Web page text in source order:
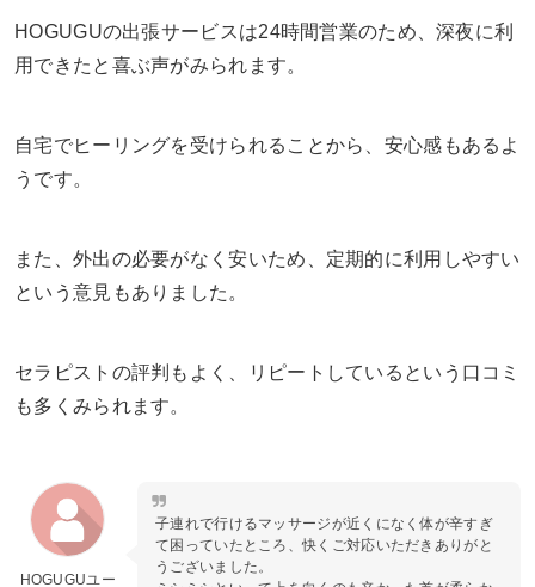
HOGUGUの出張サービスは24時間営業のため、深夜に利
用できたと喜ぶ声がみられます。
自宅でヒーリングを受けられることから、安心感もあるよ
うです。
また、外出の必要がなく安いため、定期的に利用しやすい
という意見もありました。
セラピストの評判もよく、リピートしているという口コミ
も多くみられます。
HOGUGUユー
子連れで行けるマッサージが近くになく体が辛すぎ
て困っていたところ、快くご対応いただきありがと
うございました。